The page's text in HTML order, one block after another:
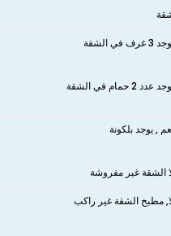
غرف في الشقة
عدد 2 حمام في الشقة
, يوجد بلكونة
الشقة غير مفروشة
مطبخ الشقة غير راكب